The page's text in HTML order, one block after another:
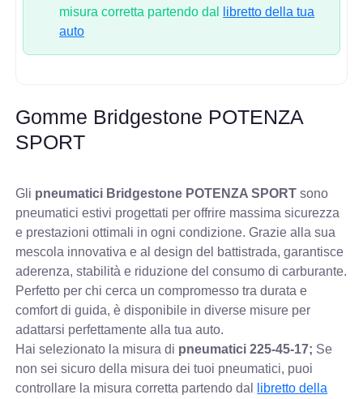
misura corretta partendo dal
libretto della tua
auto
Gomme Bridgestone POTENZA
SPORT
Gli pneumatici Bridgestone POTENZA SPORT sono
pneumatici estivi progettati per offrire massima sicurezza
e prestazioni ottimali in ogni condizione. Grazie alla sua
mescola innovativa e al design del battistrada, garantisce
aderenza, stabilità e riduzione del consumo di carburante.
Perfetto per chi cerca un compromesso tra durata e
comfort di guida, è disponibile in diverse misure per
adattarsi perfettamente alla tua auto.
Hai selezionato la misura di pneumatici225-45-17; Se
non sei sicuro della misura dei tuoi pneumatici, puoi
controllare la misura corretta partendo dal
libretto della